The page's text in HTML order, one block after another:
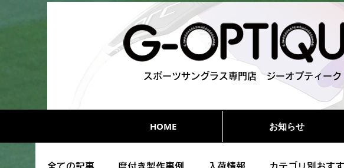
スポーツサングラス専門店 ジーオプティーク
HOME お知らせ